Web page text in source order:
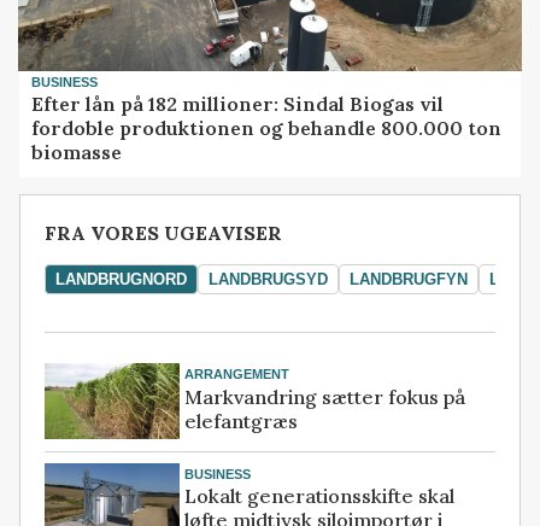
BUSINESS
Efter lån på 182 millioner: Sindal Biogas vil
fordoble produktionen og behandle 800.000 ton
biomasse
FRA VORES UGEAVISER
LANDBRUGNORD LANDBRUGSYD LANDBRUGFYN
ARRANGEMENT
Markvandring sætter fokus på
elefantgræs
BUSINESS
Lokalt generationsskifte skal
løfte midtjysk siloimportør i